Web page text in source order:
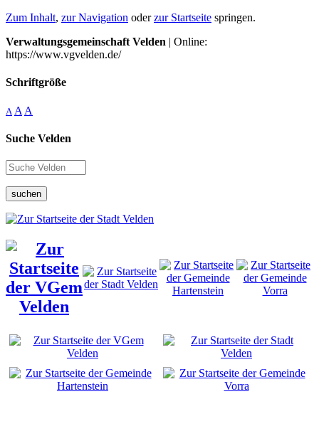
Zum Inhalt, zur Navigation oderzur Startseite springen.
Verwaltungsgemeinschaft Velden | Online:
https://www.vgvelden.de/
Schriftgröße
A A A
Suche Velden
suchen